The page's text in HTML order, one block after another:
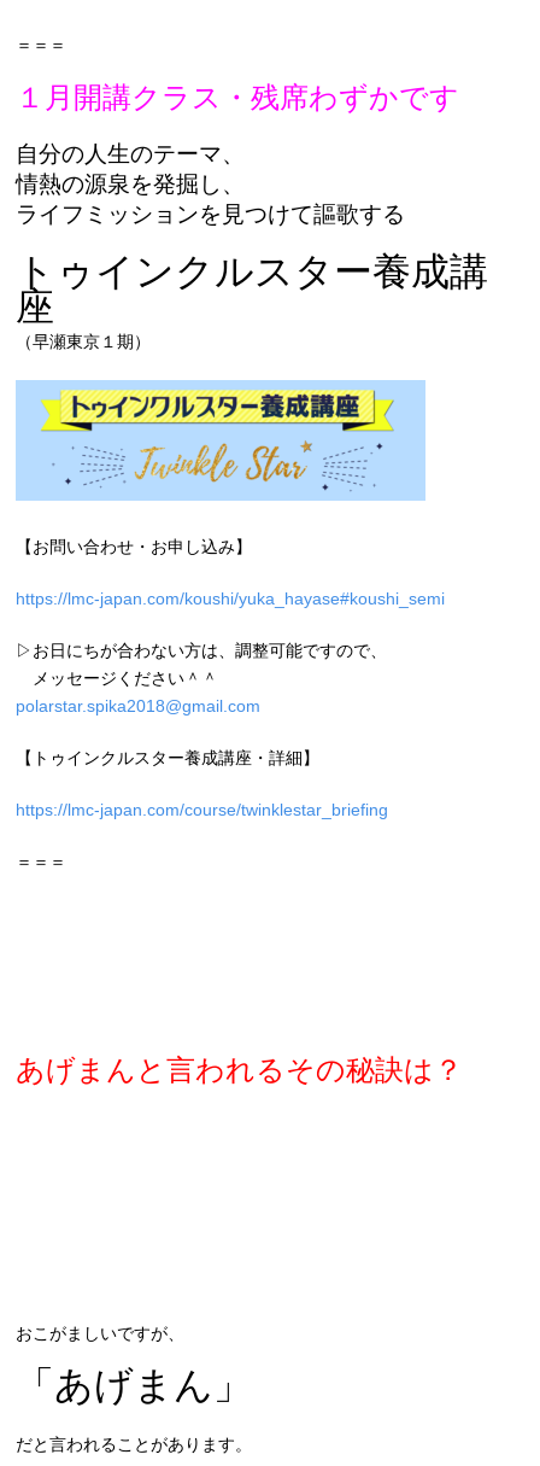
＝＝＝
１月開講クラス・残席わずかです
自分の人生のテーマ、
情熱の源泉を発掘し、
ライフミッションを見つけて謳歌する
トゥインクルスター養成講
座
（早瀬東京１期）
【お問い合わせ・お申し込み】
https://lmc-japan.com/koushi/yuka_hayase#koushi_semi
▷お日にちが合わない方は、調整可能ですので、
メッセージください＾＾
polarstar.spika2018@gmail.com
【トゥインクルスター養成講座・詳細】
https://lmc-japan.com/course/twinklestar_briefing
＝＝＝
あげまんと言われるその秘訣は？
おこがましいですが、
「あげまん」
だと言われることがあります。